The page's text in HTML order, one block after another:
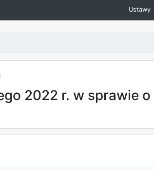
Ustawy
2022 r. w sprawie o